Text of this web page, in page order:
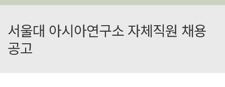
서울대 아시아연구소 자체직원 채용
공고